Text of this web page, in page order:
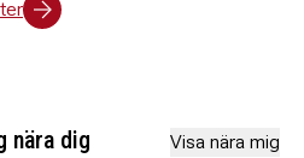
nära dig Visa nära mig